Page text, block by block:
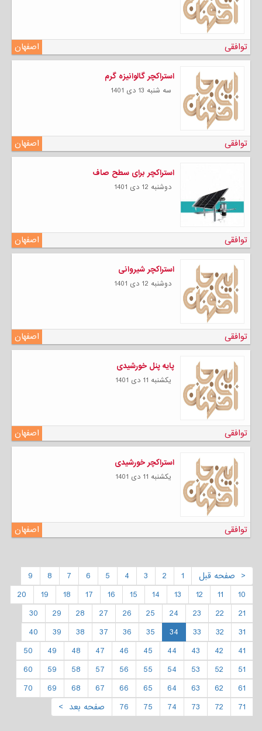
اصفهان توافقی
استراکچر گالوانیزه گرم
سه شنبه 13 دی 1401
اصفهان توافقی
استراکچر برای سطح صاف
دوشنبه 12 دی 1401
اصفهان توافقی
استراکچر شیروانی
دوشنبه 12 دی 1401
اصفهان توافقی
پایه پنل خورشیدی
يكشنبه 11 دی 1401
اصفهان توافقی
استراکچر خورشیدی
يكشنبه 11 دی 1401
اصفهان توافقی
< صفحه قبل 1
2
3
4
5
6
7
8
9
10
11
12
13
14
15
16
17
18
19
20
21
22
23
24
25
26
27
28
29
30
31
32
33
34
35
36
37
38
39
40
41
42
43
44
45
46
47
48
49
50
51
52
53
54
55
56
57
58
59
60
61
62
63
64
65
66
67
68
69
70
71
72
73
74
75
76 صفحه بعد >